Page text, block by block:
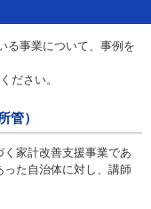
る事業について、事例を
ださい。
管）
家計改善支援事業であ
った自治体に対し、講師